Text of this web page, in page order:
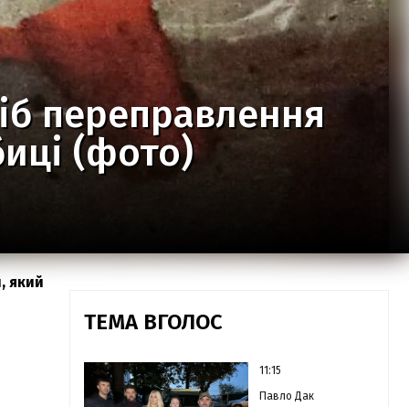
переправлення
(фото)
який
ТЕМА ВГОЛОС
11:15
Павло Дак